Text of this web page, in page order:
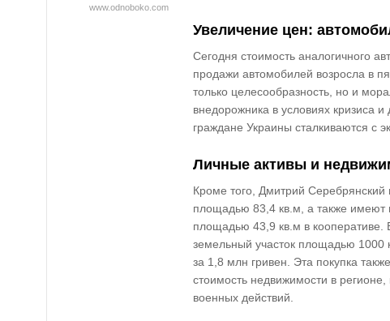
www.odnoboko.com
Увеличение цен:
Сегодня стоимость аналогичного
продажи автомобилей возросла в
только целесообразность, но и
внедорожника в условиях кризиса
граждане Украины сталкиваются с
Личные активы и
Кроме того, Дмитрий Серебрянский
площадью 83,4 кв.м, а также имеют
площадью 43,9 кв.м в кооперативе.
земельный участок площадью 1000
за 1,8 млн гривен. Эта покупка
стоимость недвижимости в
военных действий.